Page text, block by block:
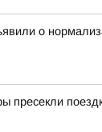
о
пресекли